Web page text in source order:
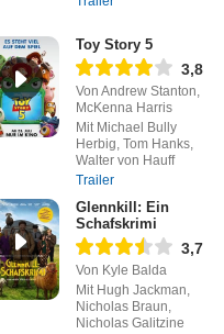
Toy Story 5
3,8
Von Andrew Stanton,
McKenna Harris
Mit Michael Bully
Herbig, Tom Hanks,
Walter von Hauff
Trailer
Glennkill: Ein
Schafskrimi
3,7
Von Kyle Balda
Mit Hugh Jackman,
Nicholas Braun,
Nicholas Galitzine